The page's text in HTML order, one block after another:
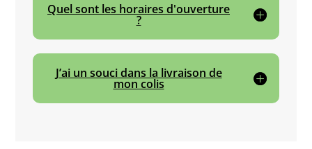
Quel sont les horaires d'ouverture
?
J’ai un souci dans la livraison de
mon colis